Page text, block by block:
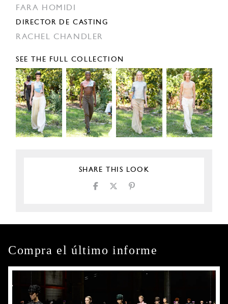
FARA HOMIDI
DIRECTOR DE CASTING
RACHEL CHANDLER
SEE THE FULL COLLECTION
SHARE THIS LOOK
Compra el último informe